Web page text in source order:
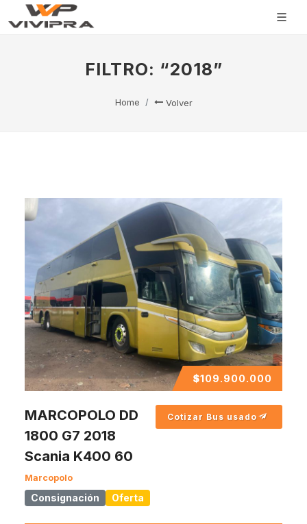
FILTRO: “2018”
Home Volver
$109.900.000
MARCOPOLO DD
1800 G7 2018
Scania K400 60
Marcopolo
Consignación Oferta
Cotizar Bus usado